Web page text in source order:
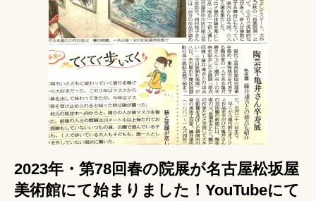
2023年・第78回春の院展が名古屋松坂屋
美術館にて始まりました！YouTubeにて